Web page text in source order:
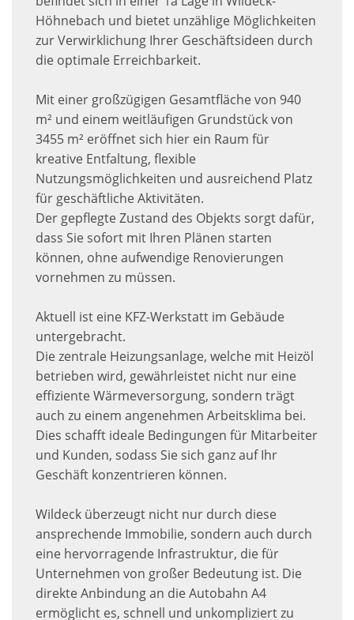
Höhnebach und bietet unzählige Möglichkeiten
zur Verwirklichung Ihrer Geschäftsideen durch
die optimale Erreichbarkeit.
Mit einer großzügigen Gesamtfläche von 940
m² und einem weitläufigen Grundstück von
3455 m² eröffnet sich hier ein Raum für
kreative Entfaltung, flexible
Nutzungsmöglichkeiten und ausreichend Platz
für geschäftliche Aktivitäten.
Der gepflegte Zustand des Objekts sorgt dafür,
dass Sie sofort mit Ihren Plänen starten
können, ohne aufwendige Renovierungen
vornehmen zu müssen.
Aktuell ist eine KFZ-Werkstatt im Gebäude
untergebracht.
Die zentrale Heizungsanlage, welche mit Heizöl
betrieben wird, gewährleistet nicht nur eine
effiziente Wärmeversorgung, sondern trägt
auch zu einem angenehmen Arbeitsklima bei.
Dies schafft ideale Bedingungen für Mitarbeiter
und Kunden, sodass Sie sich ganz auf Ihr
Geschäft konzentrieren können.
Wildeck überzeugt nicht nur durch diese
ansprechende Immobilie, sondern auch durch
eine hervorragende Infrastruktur, die für
Unternehmen von großer Bedeutung ist. Die
direkte Anbindung an die Autobahn A4
ermöglicht es, schnell und unkompliziert zu